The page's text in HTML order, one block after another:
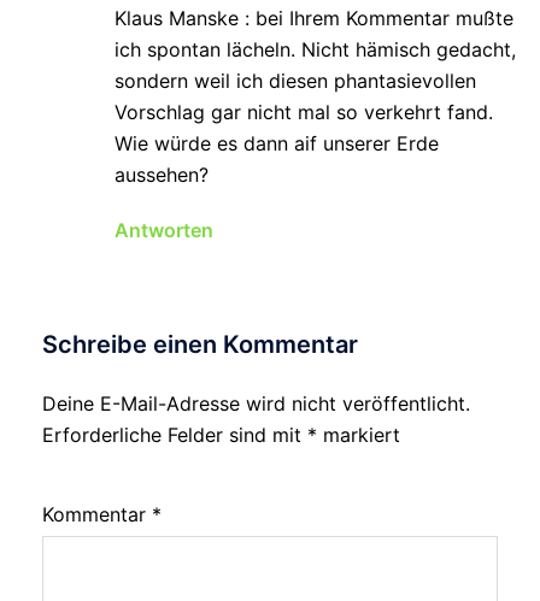
Klaus Manske : bei Ihrem Kommentar mußte
ich spontan lächeln. Nicht hämisch gedacht,
sondern weil ich diesen phantasievollen
Vorschlag gar nicht mal so verkehrt fand.
Wie würde es dann aif unserer Erde
aussehen?
Antworten
Schreibe einen Kommentar
Deine E-Mail-Adresse wird nicht veröffentlicht.
Erforderliche Felder sind mit * markiert
Kommentar *